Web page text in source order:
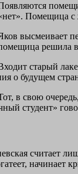
Помещица с
высмеивает
решила
старый
о будущем
в свою
студент»
считает
начинает